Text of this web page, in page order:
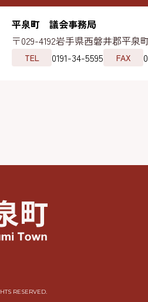
平泉町 議会事務局
〒029-4192岩手県西磐井郡平泉
TEL 0191-34-5595 FAX
RESERVED.